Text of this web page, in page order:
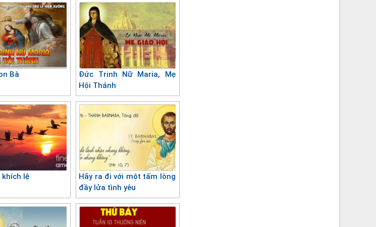
Bà
Đức Trinh Nữ Maria, Mẹ
Hội Thánh
khích lệ
Hãy ra đi với một tấm lòng
đầy lửa tình yêu